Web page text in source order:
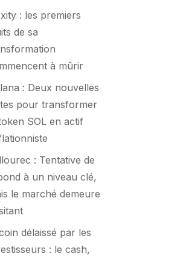
: les premiers
de sa
à mûrir
: Deux nouvelles
pour transformer
SOL en actif
: Tentative de
à un niveau clé,
le marché demeure
délaissé par les
: le cash,